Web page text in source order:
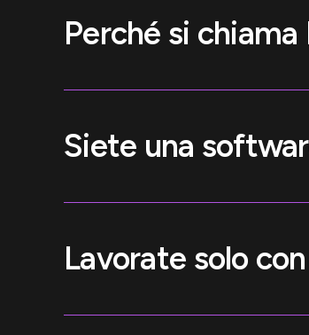
Perché si chiama
Siete una
Lavorate solo